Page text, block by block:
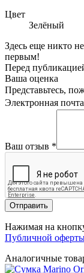
Цвет
Зелёный
Здесь еще никто
первым!
Перед
Ваша оценка
Представьтесь,
Электронная почта
Ваш отзыв *
Отправить
Нажимая на
Публичной
Аналогичные